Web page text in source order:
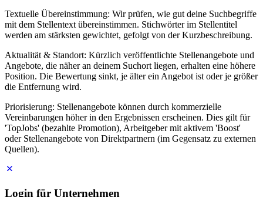
Textuelle Übereinstimmung: Wir prüfen, wie gut deine Suchbegriffe
mit dem Stellentext übereinstimmen. Stichwörter im Stellentitel
werden am stärksten gewichtet, gefolgt von der Kurzbeschreibung.
Aktualität & Standort: Kürzlich veröffentlichte Stellenangebote und
Angebote, die näher an deinem Suchort liegen, erhalten eine höhere
Position. Die Bewertung sinkt, je älter ein Angebot ist oder je größer
die Entfernung wird.
Priorisierung: Stellenangebote können durch kommerzielle
Vereinbarungen höher in den Ergebnissen erscheinen. Dies gilt für
'TopJobs' (bezahlte Promotion), Arbeitgeber mit aktivem 'Boost'
oder Stellenangebote von Direktpartnern (im Gegensatz zu externen
Quellen).
Login für Unternehmen